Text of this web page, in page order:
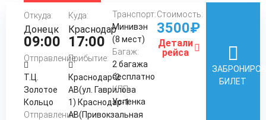
Откуда:
Донецк
09:00
Отправление:
Т.Ц.
Золотое
Кольцо
Отправление:
Куда:
Краснодар
17:00
Прибытие:
Краснодар-2
АВ(ул. Гаврилова
1) Краснодар-1
АВ(Привокзальная
Транспорт:
Минивэн
(8 мест)
Багаж:
2 багажа
бесплатно
КПП:
Успенка
Стоимость:
3500₽
Детали
рейса
БИЛЕТ